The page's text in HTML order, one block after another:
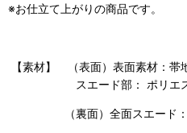
※お仕立て上がりの商品です。
【素材】 （表面）表面素材：帯
スエード部： ポリエステ
（裏面）全面スエード：ポ